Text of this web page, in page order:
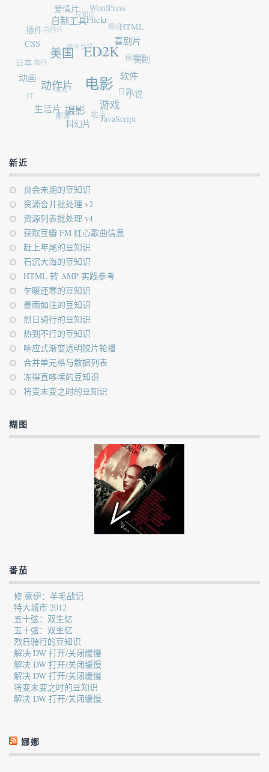
电影
ED2K
美国
动作片
摄影 游戏
软件
喜剧片
Flickr
自制工具
CSS
动画
生活片
科幻片 JavaScript
小说
美剧
HTML
WordPress
爱情片
插件
娜娜 站点
日剧
横幅图
搬运
豆知识
冒险片
弯弯 WIN7
香港
新近
良会未期的豆知识
资源合并批处理 v2
资源列表批处理 v4
获取豆瓣 FM 红心歌曲信息
赶上年尾的豆知识
石沉大海的豆知识
HTML 转 AMP 实践参考
乍暖还寒的豆知识
暴雨如注的豆知识
烈日骑行的豆知识
热到不行的豆知识
响应式渐变透明胶片轮播
合并单元格与数据列表
冻得直哆嗦的豆知识
将变未变之时的豆知识
糊图
番茄
修·豪伊：羊毛战记
特大城市 2012
五十弦：双生忆
五十弦：双生忆
烈日骑行的豆知识
解决 DW 打开/关闭缓慢
解决 DW 打开/关闭缓慢
解决 DW 打开/关闭缓慢
将变未变之时的豆知识
解决 DW 打开/关闭缓慢
娜娜